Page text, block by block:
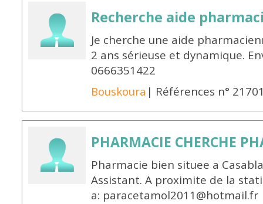
Recherche aide
Je cherche une aide
2 ans sérieuse et dynamique.
0666351422
Bouskoura | Références n°
PHARMACIE CHERCHE
Pharmacie bien situee a
Assistant. A proximite de la
a: paracetamol2011@hotmail.fr